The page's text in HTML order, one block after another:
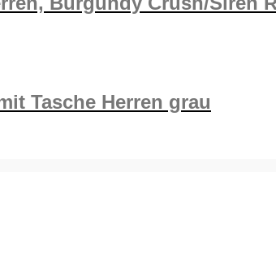
Tasche Herren grau